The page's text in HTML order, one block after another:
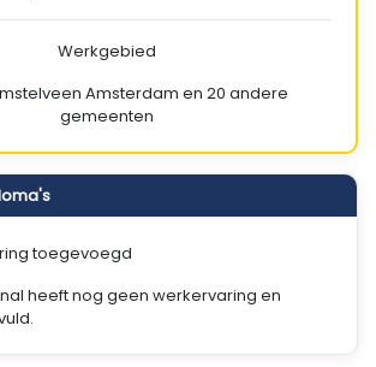
Werkgebied
Amsterdam en 20 andere
gemeenten
toegevoegd
heeft nog geen werkervaring en